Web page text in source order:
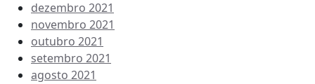
dezembro 2021
novembro 2021
outubro 2021
setembro 2021
agosto 2021